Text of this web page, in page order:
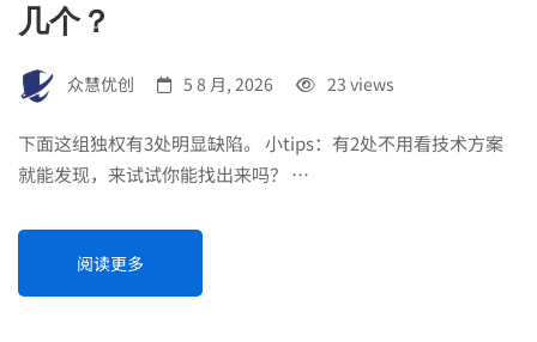
几个？
众慧优创 5 8 月, 2026 23 views
下面这组独权有3处明显缺陷。 小tips：有2处不用看技术方案
就能发现，来试试你能找出来吗？ …
阅读更多